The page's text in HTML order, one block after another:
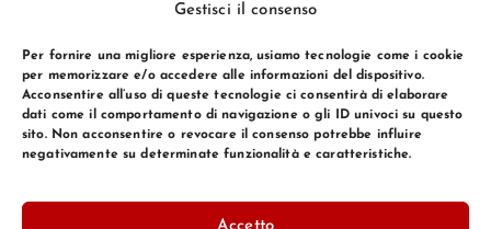
Gestisci il consenso
Per fornire una migliore esperienza, usiamo tecnologie come i cookie
per memorizzare e/o accedere alle informazioni del dispositivo.
Acconsentire all’uso di queste tecnologie ci consentirà di elaborare
dati come il comportamento di navigazione o gli ID univoci su questo
sito. Non acconsentire o revocare il consenso potrebbe influire
negativamente su determinate funzionalità e caratteristiche.
Accetto